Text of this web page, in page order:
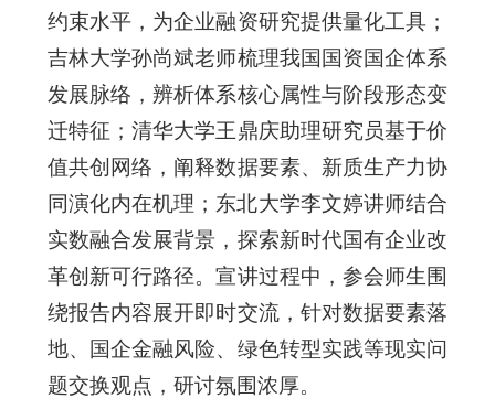
约束水平，为企业融资研究提供量化工具；
吉林大学孙尚斌老师梳理我国国资国企体系
发展脉络，辨析体系核心属性与阶段形态变
迁特征；清华大学王鼎庆助理研究员基于价
值共创网络，阐释数据要素、新质生产力协
同演化内在机理；东北大学李文婷讲师结合
实数融合发展背景，探索新时代国有企业改
革创新可行路径。宣讲过程中，参会师生围
绕报告内容展开即时交流，针对数据要素落
地、国企金融风险、绿色转型实践等现实问
题交换观点，研讨氛围浓厚。